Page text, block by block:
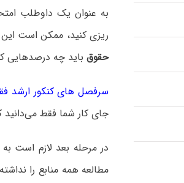
به عنوان یک داوطلب
ریزی کنید، ممکن است
حقوقباید چه درصدهایی
سرفصل های کنکور ارشد
جای کار شما فقط
در مرحله بعد لازم است
مطالعه همه منابع را